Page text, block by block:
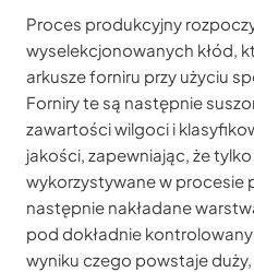
Proces produkcyjny
wyselekcjonowanych kłód,
arkusze forniru przy użyciu
Forniry te są następnie
zawartości wilgoci i
jakości, zapewniając, że
wykorzystywane w procesie
następnie nakładane
pod dokładnie
wyniku czego powstaje duży,